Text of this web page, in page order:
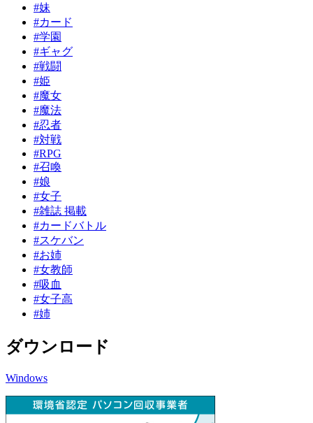
#妹
#カード
#学園
#ギャグ
#戦闘
#姫
#魔女
#魔法
#忍者
#対戦
#RPG
#召喚
#娘
#女子
#雑誌 掲載
#カードバトル
#スケバン
#お姉
#女教師
#吸血
#女子高
#姉
ダウンロード
Windows